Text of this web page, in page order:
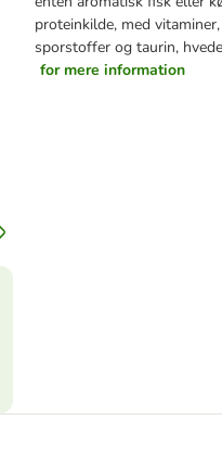
proteinkilde, med
sporstoffer og taurin,
for mere information